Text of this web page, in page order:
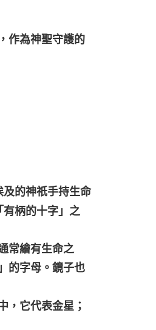
作為神聖守護的
的神祇手持生命
柄的十字」之
常繪有生命之
的字母。鏡子也
，它代表金星；